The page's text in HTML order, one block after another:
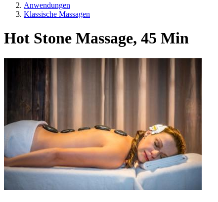
Anwendungen
Klassische Massagen
Hot Stone Massage, 45 Min